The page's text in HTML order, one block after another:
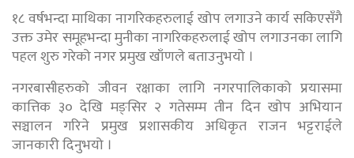
१८ वर्षभन्दा माथिका नागरिकहरुलाई खोप लगाउने कार्य सकिएसँगै
उक्त उमेर समूहभन्दा मुनीका नागरिकहरुलाई खोप लगाउनका लागि
पहल शुरु गरेको नगर प्रमुख खाँणले बताउनुभयो ।
नगरबासीहरुको जीवन रक्षाका लागि नगरपालिकाको प्रयासमा
कात्तिक ३० देखि मङ्सिर २ गतेसम्म तीन दिन खोप अभियान
सञ्चालन गरिने प्रमुख प्रशासकीय अधिकृत राजन भट्टराईले
जानकारी दिनुभयो ।